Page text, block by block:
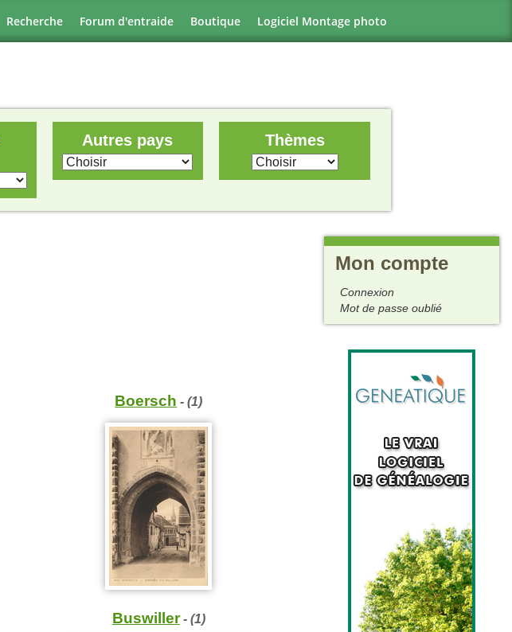
Recherche Forum d'entraide Boutique Logiciel Montage photo
Autres pays Thèmes
Boersch - (1)
Buswiller- (1)
Mon compte
Connexion
Mot de passe oublié